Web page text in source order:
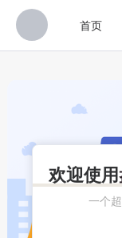
首页
欢迎使用
一个